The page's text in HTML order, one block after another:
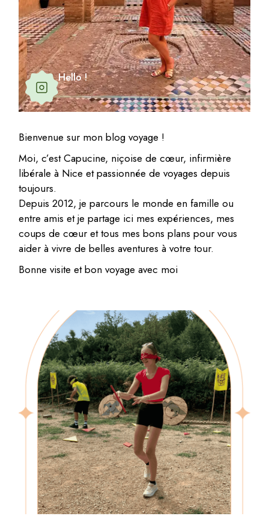
Hello !
Bienvenue sur mon blog voyage !
Moi, c’est Capucine, niçoise de cœur, infirmière
libérale à Nice et passionnée de voyages depuis
toujours.
Depuis 2012, je parcours le monde en famille ou
entre amis et je partage ici mes expériences, mes
coups de cœur et tous mes bons plans pour vous
aider à vivre de belles aventures à votre tour.
Bonne visite et bon voyage avec moi